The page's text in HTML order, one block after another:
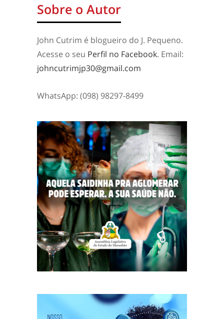
Sobre o Autor
John Cutrim é blogueiro do J. Pequeno.
Acesse o seu Perfil no Facebook. Email:
johncutrimjp30@gmail.com
WhatsApp: (098) 98297-8499